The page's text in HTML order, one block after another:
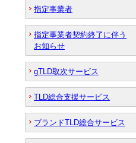
指定事業者
指定事業者契約終了に伴う
お知らせ
gTLD取次サービス
TLD総合支援サービス
ブランドTLD総合サービス